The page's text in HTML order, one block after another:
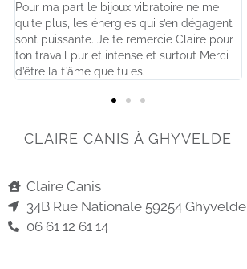
ma part le bijoux vibratoire ne me
plus, les énergies qui s’en dégagent
puissante. Je te remercie Claire pour
travail pur et intense et surtout Merci
la f’âme que tu es.
CLAIRE CANIS À GHYVELDE
Claire Canis
34B Rue Nationale 59254 Ghyvelde
06 61 12 61 14